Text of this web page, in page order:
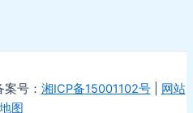
案号： 湘ICP备15001102号| 网站
地图